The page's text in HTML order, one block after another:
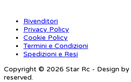
Rivenditori
Privacy Policy
Cookie Policy
Termini e Condizioni
Spedizioni e Resi
Copyright © 2026 Star Rc - Design by
reserved.